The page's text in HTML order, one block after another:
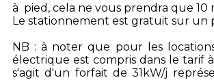
à pied, cela ne vous prendra que 10
Le stationnement est gratuit sur un
NB : à noter que pour les
électrique est compris dans le tarif
s'agit d'un forfait de 31kW/j